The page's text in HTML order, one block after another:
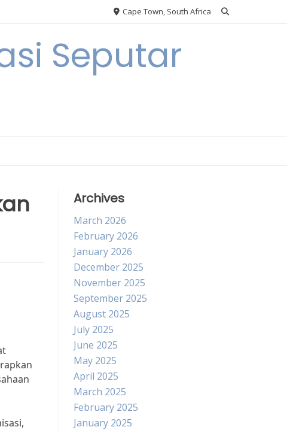
Cape Town, South Africa
Seputar
Archives
March 2026
February 2026
January 2026
December 2025
November 2025
September 2025
August 2025
July 2025
June 2025
May 2025
April 2025
March 2025
February 2025
January 2025